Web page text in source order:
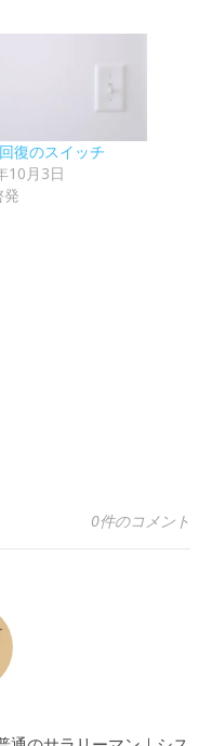
復のスイッチ
10月3日
発
0件のコメント